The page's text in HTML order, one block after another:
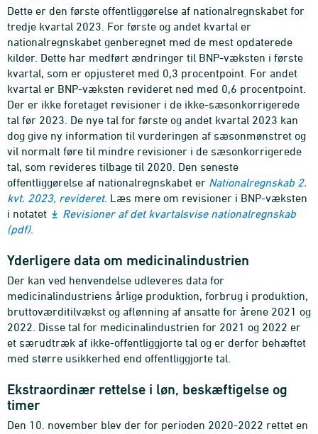
Dette er den første offentliggørelse af nationalregnskabet for
tredje kvartal 2023. For første og andet kvartal er
nationalregnskabet genberegnet med de mest opdaterede
kilder. Dette har medført ændringer til BNP-væksten i første
kvartal, som er opjusteret med 0,3 procentpoint. For andet
kvartal er BNP-væksten revideret ned med 0,6 procentpoint.
Der er ikke foretaget revisioner i de ikke-sæsonkorrigerede
tal før 2023. De nye tal for første og andet kvartal 2023 kan
dog give ny information til vurderingen af sæsonmønstret og
vil normalt føre til mindre revisioner i de sæsonkorrigerede
tal, som revideres tilbage til 2020. Den seneste
offentliggørelse af nationalregnskabet er Nationalregnskab 2.
kvt. 2023, revideret. Læs mere om revisioner i BNP-væksten
i notatet
Revisioner af det kvartalsvise nationalregnskab
(pdf).
Yderligere data om medicinalindustrien
Der kan ved henvendelse udleveres data for
medicinalindustriens årlige produktion, forbrug i produktion,
bruttoværditilvækst og aflønning af ansatte for årene 2021 og
2022. Disse tal for medicinalindustrien for 2021 og 2022 er
et særudtræk af ikke-offentliggjorte tal og er derfor behæftet
med større usikkerhed end offentliggjorte tal.
Ekstraordinær rettelse i løn, beskæftigelse og
timer
Den 10. november blev der for perioden 2020-2022 rettet en